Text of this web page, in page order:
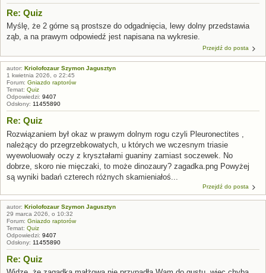
Re: Quiz
Myślę, że 2 górne są prostsze do odgadnięcia, lewy dolny przedstawia
ząb, a na prawym odpowiedź jest napisana na wykresie.
Przejdź do posta
autor: Kriolofozaur Szymon Jagusztyn
1 kwietnia 2026, o 22:45
Forum: Gniazdo raptorów
Temat: Quiz
Odpowiedzi: 9407
Odsłony: 11455890
Re: Quiz
Rozwiązaniem był okaz w prawym dolnym rogu czyli Pleuronectites ,
należący do przegrzebkowatych, u których we wczesnym triasie
wyewoluowały oczy z kryształami guaniny zamiast soczewek. No
dobrze, skoro nie mięczaki, to może dinozaury? zagadka.png Powyżej
są wyniki badań czterech różnych skamieniałoś...
Przejdź do posta
autor: Kriolofozaur Szymon Jagusztyn
29 marca 2026, o 10:32
Forum: Gniazdo raptorów
Temat: Quiz
Odpowiedzi: 9407
Odsłony: 11455890
Re: Quiz